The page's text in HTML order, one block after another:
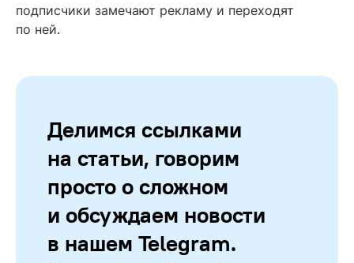
подписчики замечают рекламу и переходят
по ней.
Делимся ссылками
на статьи, говорим
просто о сложном
и обсуждаем новости
в нашем Telegram.